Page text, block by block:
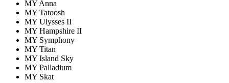
MY Anna
MY Tatoosh
MY Ulysses II
MY Hampshire II
MY Symphony
MY Titan
MY Island Sky
MY Palladium
MY Skat